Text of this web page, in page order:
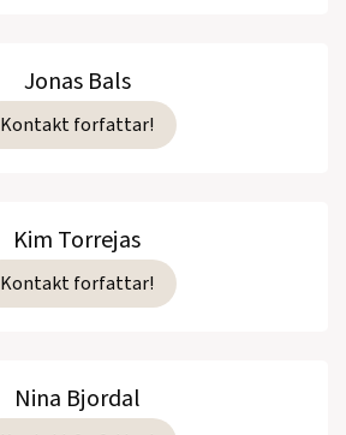
Jonas Bals
Kontakt forfattar!
Kim Torrejas
Kontakt forfattar!
Nina Bjordal